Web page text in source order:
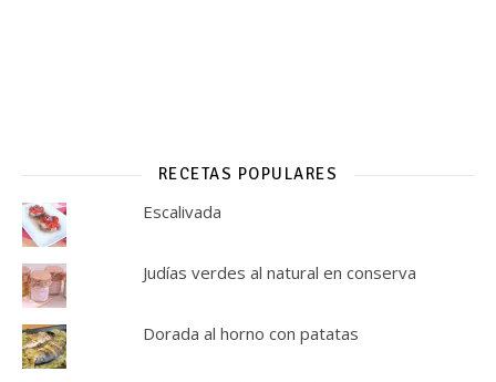
RECETAS POPULARES
Escalivada
Judías verdes al natural en conserva
Dorada al horno con patatas